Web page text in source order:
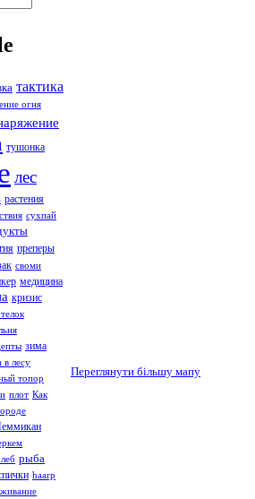
тактика
огня
тушонка
лес
растения
сухпай
преперы
своми
медицина
кризис
зима
в лесу
топор
плот Как
рыба
haarp
Переглянути більшу мапу